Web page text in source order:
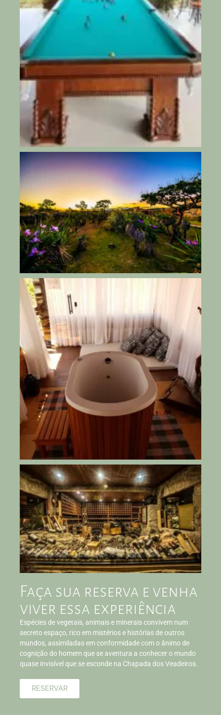
Faça sua reserva e venha
viver essa experiência
Espécies de vegetais, animais e minerais convivem num
secreto espaço, rico em mistérios e histórias de outros
mundos, assimiladas em conformidade com o ânimo de
cognição do homem que se aventura a conhecer o mundo
quase invisível que se esconde na Chapada dos Veadeiros.
RESERVAR